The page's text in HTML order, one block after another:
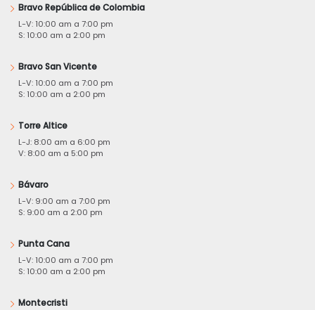
Bravo República de Colombia
L-V: 10:00 am a 7:00 pm
S: 10:00 am a 2:00 pm
Bravo San Vicente
L-V: 10:00 am a 7:00 pm
S: 10:00 am a 2:00 pm
Torre Altice
L-J: 8:00 am a 6:00 pm
V: 8:00 am a 5:00 pm
Bávaro
L-V: 9:00 am a 7:00 pm
S: 9:00 am a 2:00 pm
Punta Cana
L-V: 10:00 am a 7:00 pm
S: 10:00 am a 2:00 pm
Montecristi